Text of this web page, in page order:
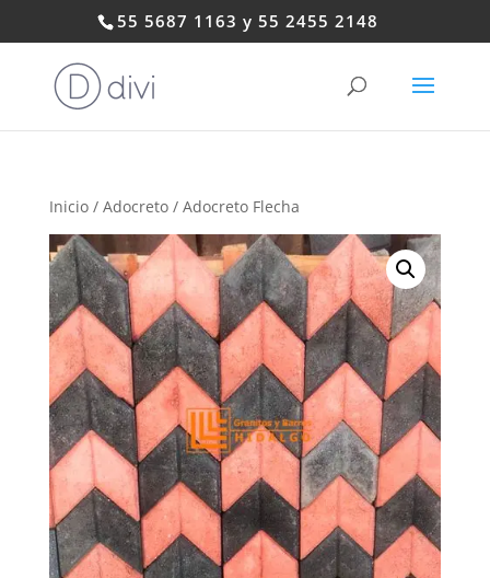
55 5687 1163 y 55 2455 2148
Inicio/ Adocreto/ Adocreto Flecha